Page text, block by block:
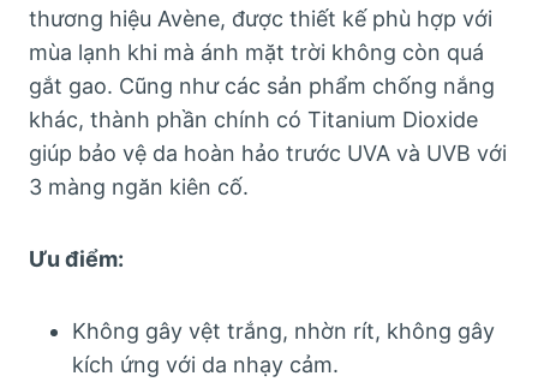
thương hiệu Avène, được thiết kế phù hợp với
mùa lạnh khi mà ánh mặt trời không còn quá
gắt gao. Cũng như các sản phẩm chống nắng
khác, thành phần chính có Titanium Dioxide
giúp bảo vệ da hoàn hảo trước UVA và UVB với
3 màng ngăn kiên cố.
Ưu điểm:
Không gây vệt trắng, nhờn rít, không gây
kích ứng với da nhạy cảm.